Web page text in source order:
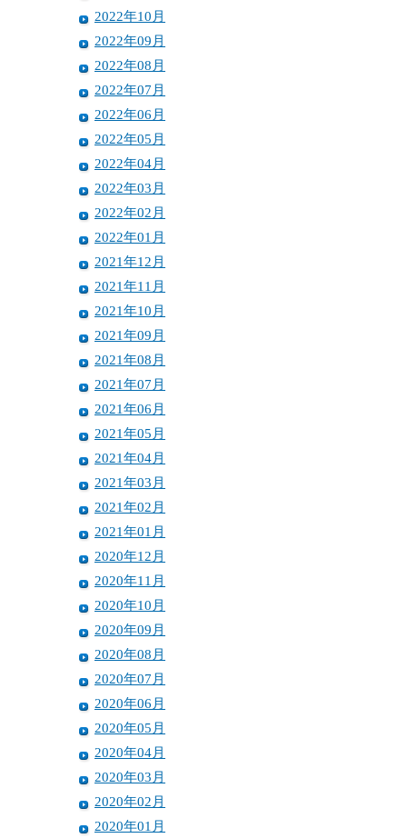
2022年10月
2022年09月
2022年08月
2022年07月
2022年06月
2022年05月
2022年04月
2022年03月
2022年02月
2022年01月
2021年12月
2021年11月
2021年10月
2021年09月
2021年08月
2021年07月
2021年06月
2021年05月
2021年04月
2021年03月
2021年02月
2021年01月
2020年12月
2020年11月
2020年10月
2020年09月
2020年08月
2020年07月
2020年06月
2020年05月
2020年04月
2020年03月
2020年02月
2020年01月